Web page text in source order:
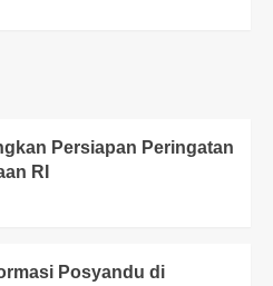
Persiapan Peringatan
RI
Posyandu di